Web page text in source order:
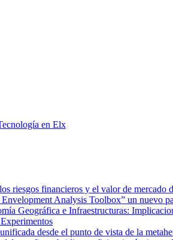
en Elx
riesgos financieros y el valor de mercado
Analysis Toolbox” un nuevo
Geográfica e Infraestructuras:
desde el punto de vista de la